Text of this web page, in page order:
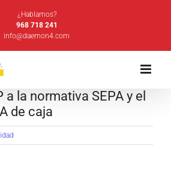
¿Hablamos?
968 718 241
info@daemon4.com
a la normativa SEPA y el
de caja